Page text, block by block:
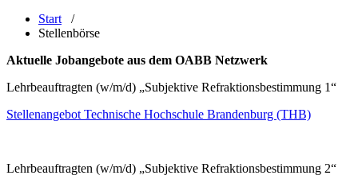
Start /
Stellenbörse
Aktuelle Jobangebote aus dem OABB Netzwerk
Lehrbeauftragten (w/m/d) „Subjektive Refraktionsbestimmung 1“
Stellenangebot Technische Hochschule Brandenburg (THB)
Lehrbeauftragten (w/m/d) „Subjektive Refraktionsbestimmung 2“